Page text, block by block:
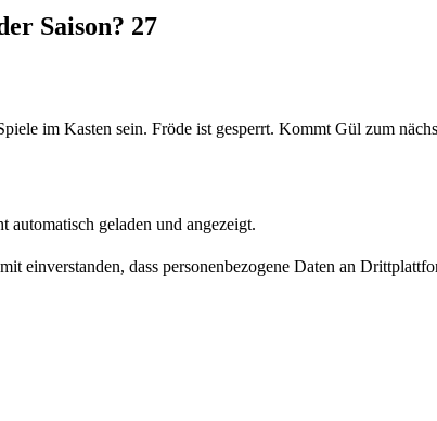
Saison? 27
im Kasten sein. Fröde ist gesperrt. Kommt Gül zum
geladen und angezeigt.
einverstanden, dass personenbezogene Daten an